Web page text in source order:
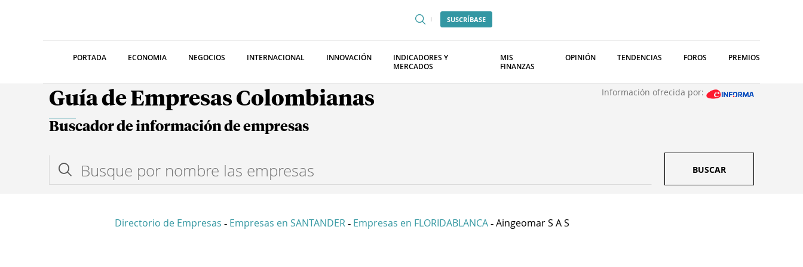
SUSCRÍBASE
PORTADA ECONOMIA NEGOCIOS INTERNACIONAL INNOVACIÓN
INDICADORES Y
MERCADOS
MIS
FINANZAS
OPINIÓN TENDENCIAS FOROS PREMIOS
Guía de Empresas Colombianas Información ofrecida por:
Buscador de información de empresas
BUSCAR
Directorio de Empresas - Empresas en SANTANDER - Empresas en FLORIDABLANCA - Aingeomar S A S